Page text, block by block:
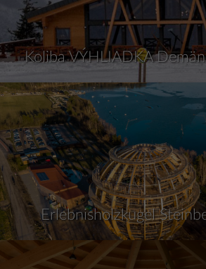
Koliba VÝHLIADKA
Erlebnisholzkugel